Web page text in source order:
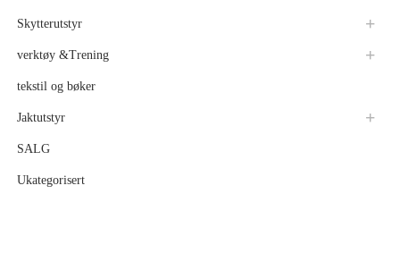
Skytterutstyr
verktøy &Trening
tekstil og bøker
Jaktutstyr
SALG
Ukategorisert